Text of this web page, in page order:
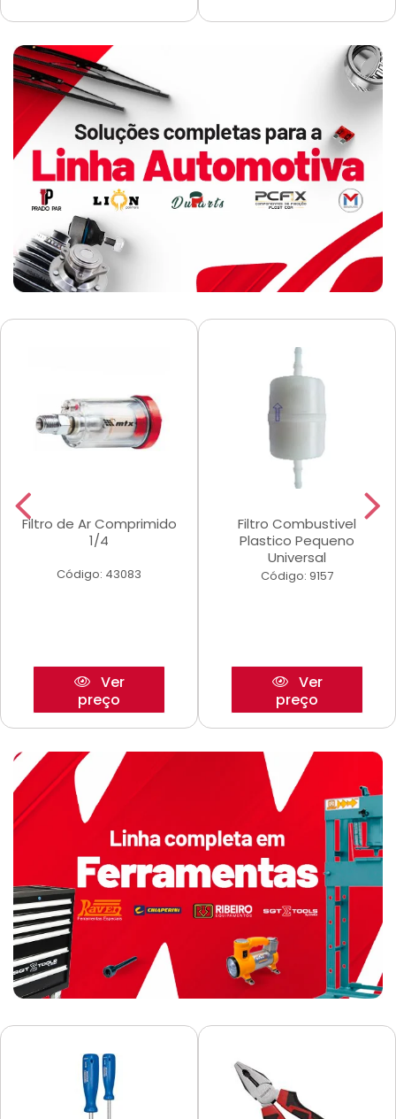
Filtro de Ar Comprimido
1/4
Código: 43083
Ver
preço
Filtro Combustivel
Plastico Pequeno
Universal
Código: 9157
Ver
preço